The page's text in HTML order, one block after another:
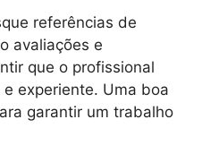
referências de
avaliações e
que o profissional
experiente. Uma boa
garantir um trabalho